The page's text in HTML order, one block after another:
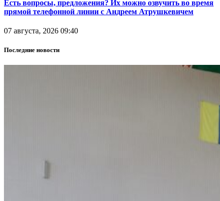
Есть вопросы, предложения? Их можно озвучить во время
прямой телефонной линии с Андреем Атрушкевичем
07 августа, 2026 09:40
Последние новости